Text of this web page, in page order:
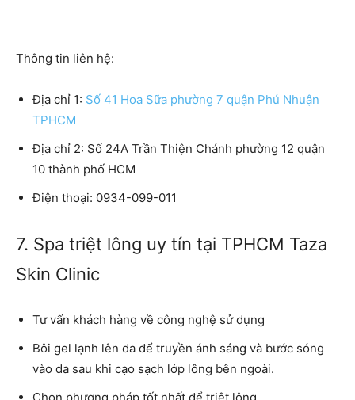
Thông tin liên hệ:
Địa chỉ 1: Số 41 Hoa Sữa phường 7 quận Phú Nhuận
TPHCM
Địa chỉ 2: Số 24A Trần Thiện Chánh phường 12 quận
10 thành phố HCM
Điện thoại: 0934-099-011
7. Spa triệt lông uy tín tại TPHCM Taza
Skin Clinic
Tư vấn khách hàng về công nghệ sử dụng
Bôi gel lạnh lên da để truyền ánh sáng và bước sóng
vào da sau khi cạo sạch lớp lông bên ngoài.